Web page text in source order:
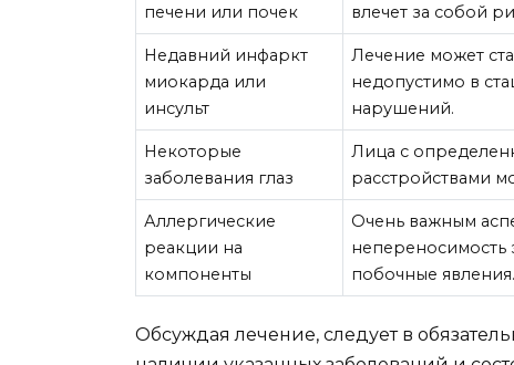
печени или почек
влечет за собой
Недавний инфаркт
миокарда или
инсульт
Лечение может
недопустимо в
нарушений.
Некоторые
заболевания глаз
Лица с
расстройствами
Аллергические
реакции на
компоненты
Очень важным
непереносимость
побочные явления.
Обсуждая лечение, следует в